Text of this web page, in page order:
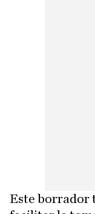
Este borrador